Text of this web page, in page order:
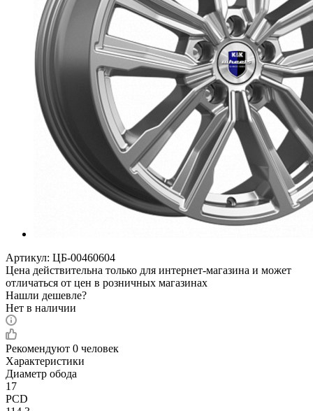
Артикул: ЦБ-00460604
Цена действительна только для интернет-магазина и может
отличаться от цен в розничных магазинах
Нашли дешевле?
Нет в наличии
Рекомендуют 0 человек
Характеристики
Диаметр обода
17
PCD